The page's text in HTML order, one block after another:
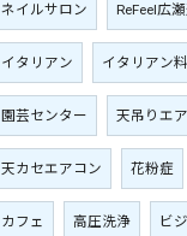
ネイルサロン ReFeel広
イタリアン イタリアン
園芸センター 天吊りエ
天カセエアコン 花粉症
カフェ 高圧洗浄 ビ